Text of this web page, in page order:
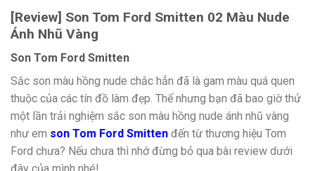
[Review] Son Tom Ford Smitten 02 Màu Nude
Ánh Nhũ Vàng
Son Tom Ford Smitten
Sắc son màu hồng nude chắc hẳn đã là gam màu quá quen
thuộc của các tín đồ làm đẹp. Thế nhưng bạn đã bao giờ thử
một lần trải nghiệm sắc son màu hồng nude ánh nhũ vàng
như em son Tom Ford Smitten đến từ thương hiệu Tom
Ford chưa? Nếu chưa thì nhớ đừng bỏ qua bài review dưới